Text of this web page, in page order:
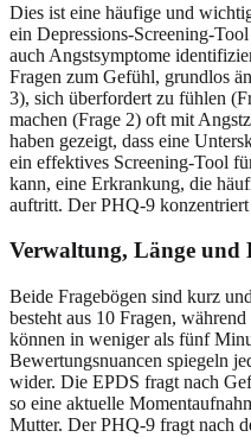
Dies ist eine häufige und
ein Depressions-Screening-
auch Angstsymptome
Fragen zum Gefühl, grundlos
3), sich überfordert zu fühlen
machen (Frage 2) oft mit
haben gezeigt, dass eine
ein effektives Screening-Tool
kann, eine Erkrankung, die
auftritt. Der PHQ-9
Verwaltung, Länge und
Beide Fragebögen sind kurz
besteht aus 10 Fragen,
können in weniger als fünf
Bewertungsnuancen spiegeln
wider. Die EPDS fragt nach
so eine aktuelle
Mutter. Der PHQ-9 fragt nach